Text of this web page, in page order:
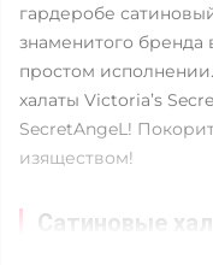
гардеробе
знаменитого
простом
халаты Victoria’s
SecretAngeL!
изяществом!
Сатиновые